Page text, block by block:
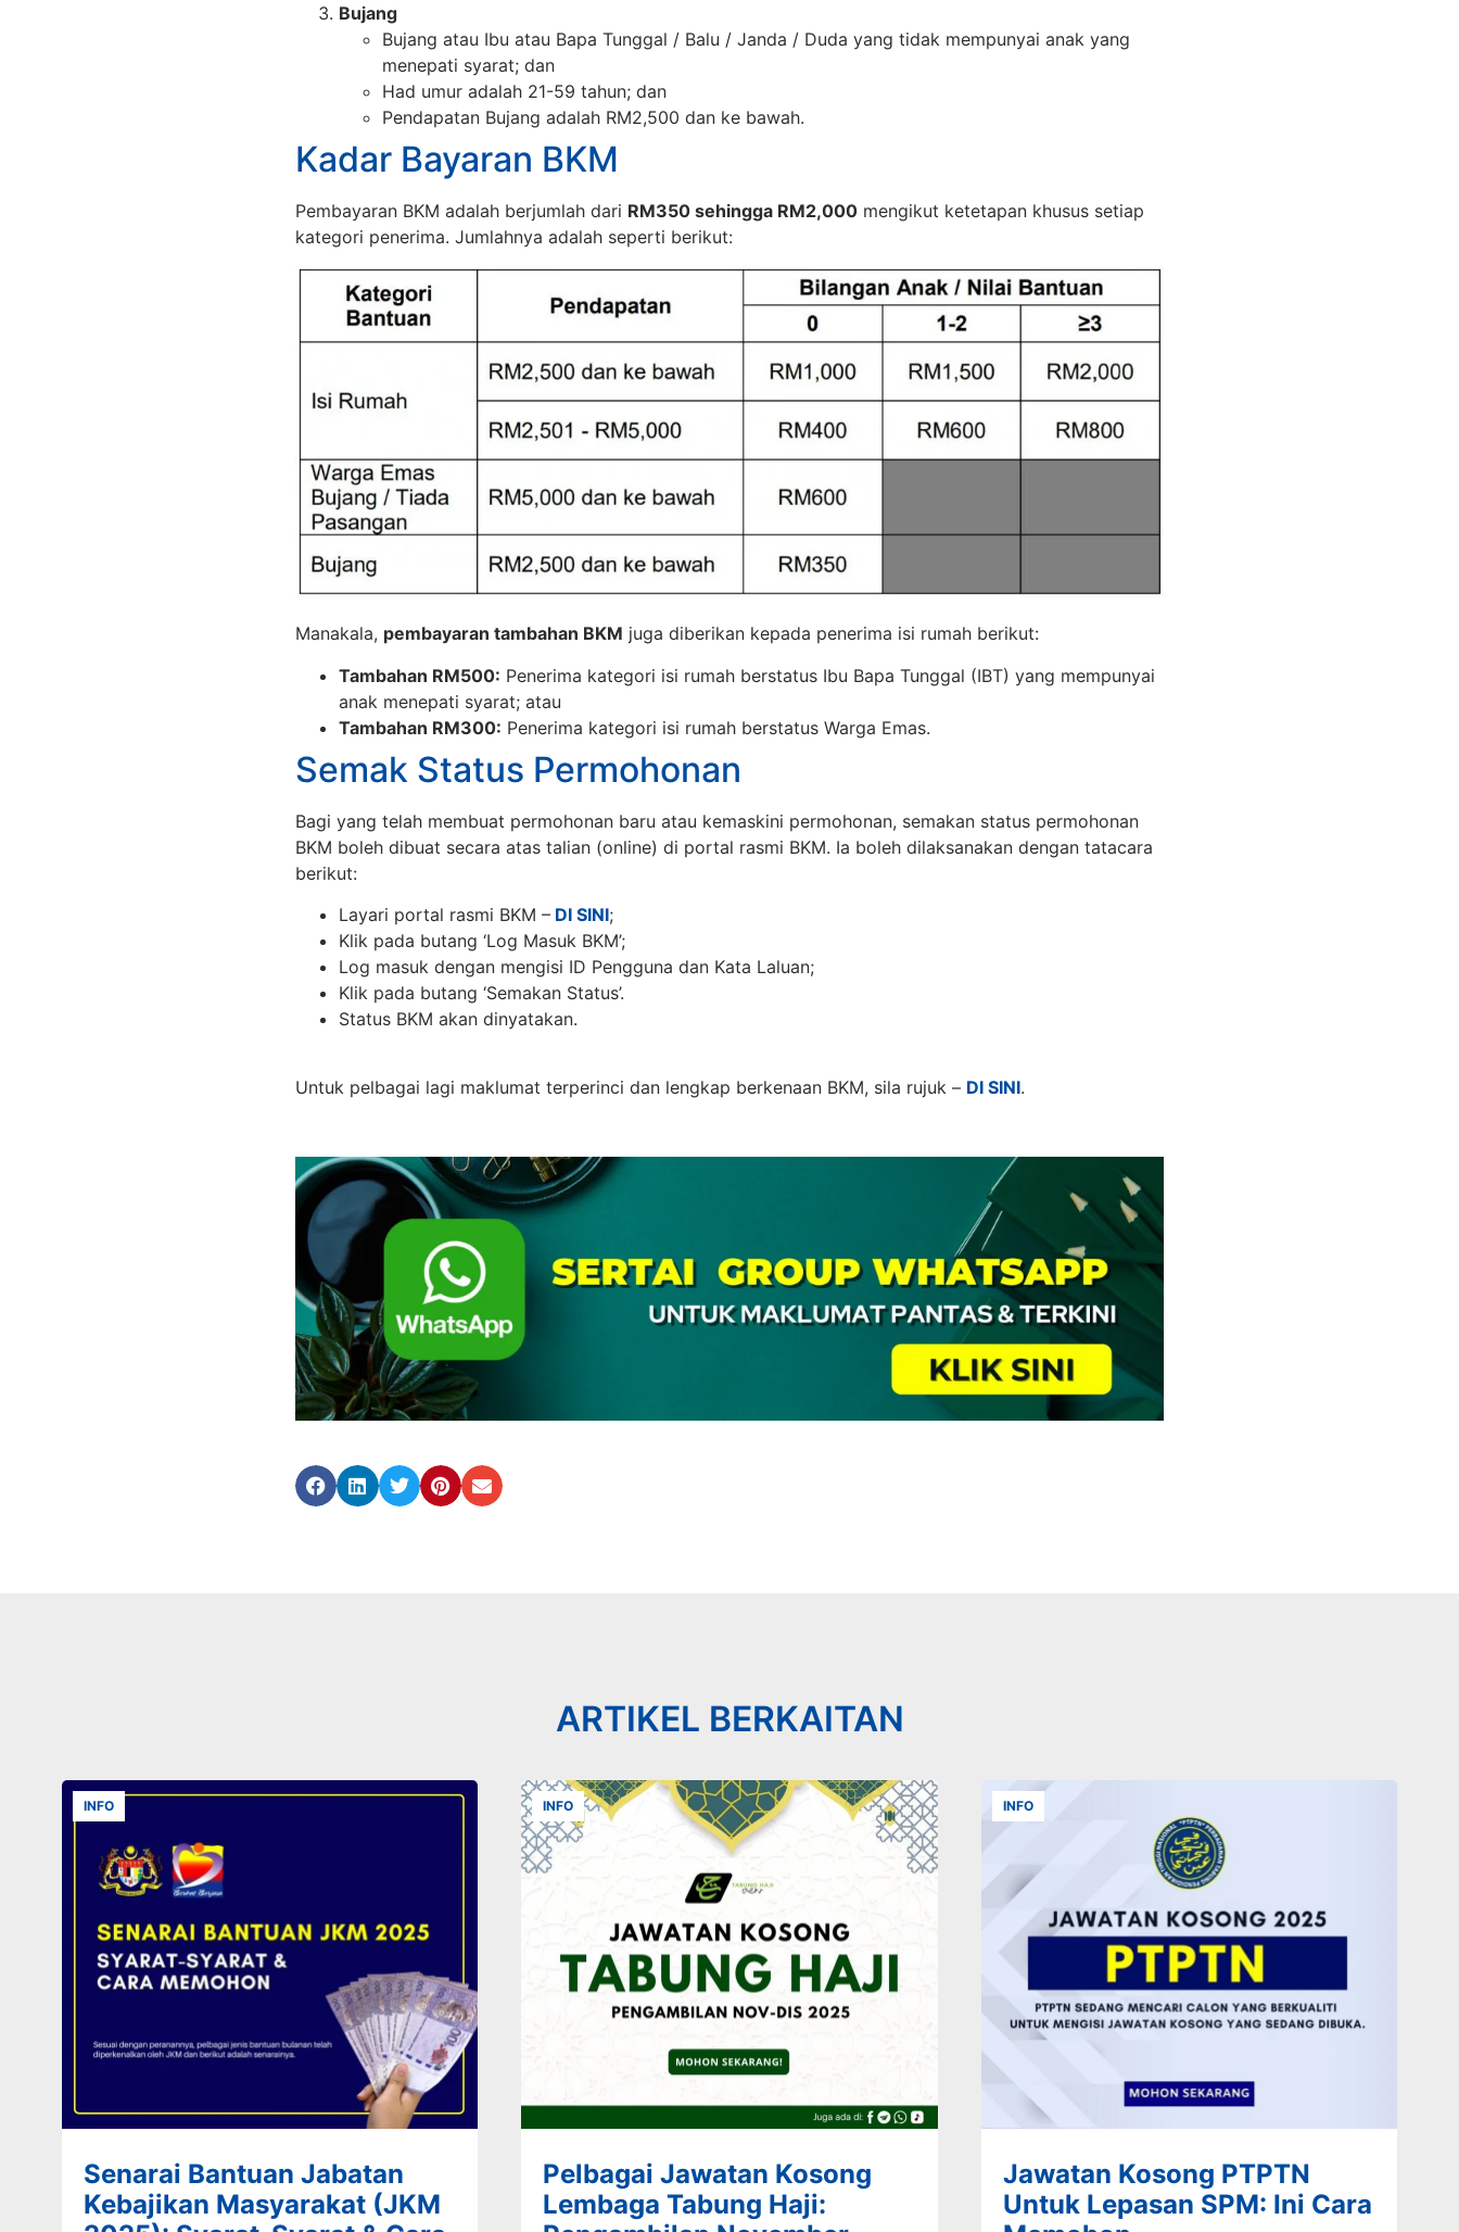
Bujang
Bujang atau Ibu atau Bapa Tunggal / Balu / Janda / Duda yang tidak mempunyai anak yang
menepati syarat; dan
Had umur adalah 21-59 tahun; dan
Pendapatan Bujang adalah RM2,500 dan ke bawah.
Kadar Bayaran BKM
Pembayaran BKM adalah berjumlah dari RM350 sehingga RM2,000 mengikut ketetapan khusus setiap
kategori penerima. Jumlahnya adalah seperti berikut:
Manakala, pembayaran tambahan BKM juga diberikan kepada penerima isi rumah berikut:
Tambahan RM500: Penerima kategori isi rumah berstatus Ibu Bapa Tunggal (IBT) yang mempunyai
anak menepati syarat; atau
Tambahan RM300: Penerima kategori isi rumah berstatus Warga Emas.
Semak Status Permohonan
Bagi yang telah membuat permohonan baru atau kemaskini permohonan, semakan status permohonan
BKM boleh dibuat secara atas talian (online) di portal rasmi BKM. Ia boleh dilaksanakan dengan tatacara
berikut:
Layari portal rasmi BKM – DI SINI;
Klik pada butang ‘Log Masuk BKM’;
Log masuk dengan mengisi ID Pengguna dan Kata Laluan;
Klik pada butang ‘Semakan Status’.
Status BKM akan dinyatakan.
Untuk pelbagai lagi maklumat terperinci dan lengkap berkenaan BKM, sila rujuk – DI SINI.
ARTIKEL BERKAITAN
INFO
Senarai Bantuan Jabatan
Kebajikan Masyarakat (JKM
INFO
Pelbagai Jawatan Kosong
Lembaga Tabung Haji:
INFO
Jawatan Kosong PTPTN
Untuk Lepasan SPM: Ini Cara